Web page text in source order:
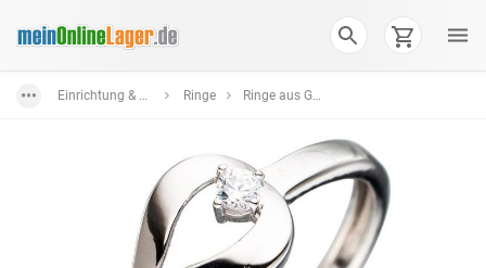
Einrichtung & Wohnaccessoires Ringe Ringe aus Gold